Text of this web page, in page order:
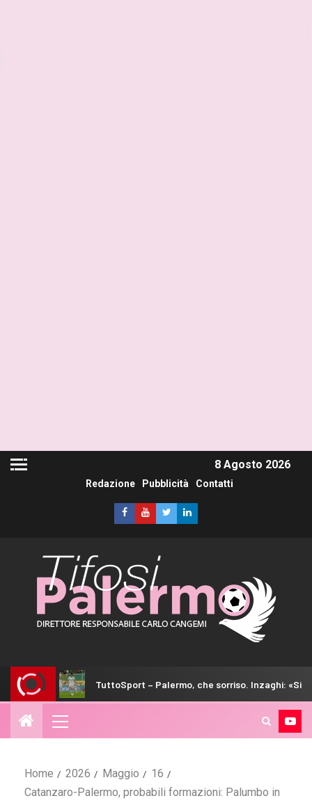
8 Agosto 2026
Redazione Pubblicità Contatti
TuttoSport – Palermo, che sorriso. Inzaghi: «Si cresce»
Home 2026 Maggio
16
Catanzaro-Palermo, probabili formazioni: Palumbo in